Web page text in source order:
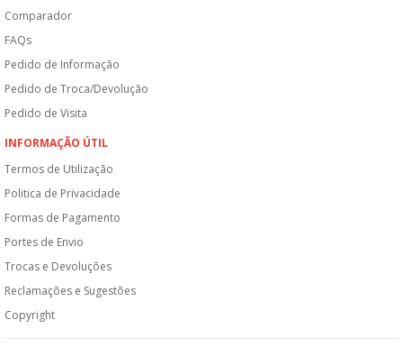
Comparador
FAQs
Pedido de Informação
Pedido de Troca/Devolução
Pedido de Visita
INFORMAÇÃO ÚTIL
Termos de Utilização
Politica de Privacidade
Formas de Pagamento
Portes de Envio
Trocas e Devoluções
Reclamações e Sugestões
Copyright